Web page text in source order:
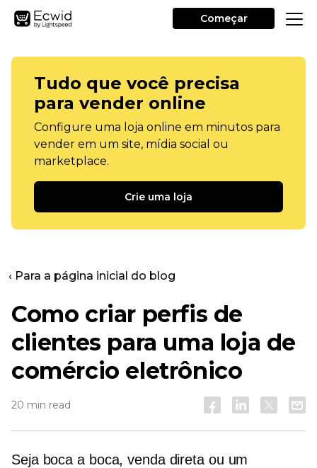
Começar
Tudo que você precisa
para vender online
Configure uma loja online em minutos para
vender em um site, mídia social ou
marketplace.
Crie uma loja
‹ Para a página inicial do blog
Como criar perfis de
clientes para uma loja de
comércio eletrônico
20 min read
Seja boca a boca, venda direta ou um